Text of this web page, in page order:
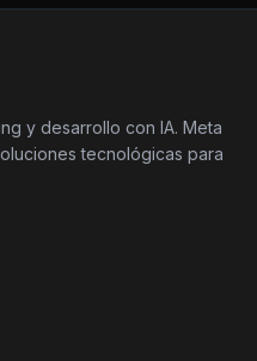
y desarrollo con IA. Meta
tecnológicas para